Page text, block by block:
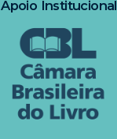
Apoio Institucional